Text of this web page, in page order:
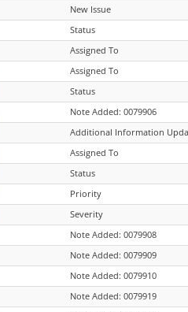
New Issue
Status
Assigned To
Assigned To
Status
Note Added: 0079906
Additional Information
Assigned To
Status
Priority
Severity
Note Added: 0079908
Note Added: 0079909
Note Added: 0079910
Note Added: 0079919